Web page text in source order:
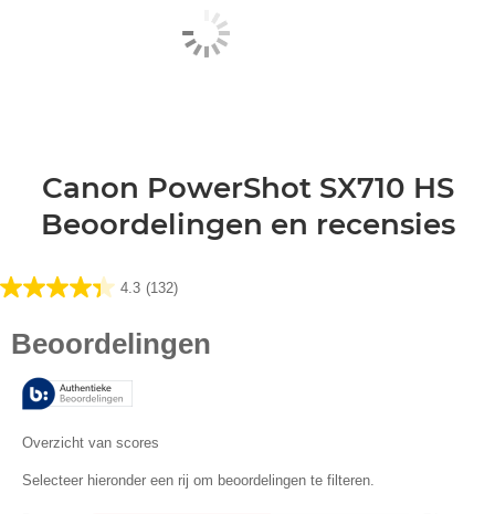
Canon PowerShot SX710 HS
Beoordelingen en recensies
4.3 (132)
4.3
de
sterren.
132